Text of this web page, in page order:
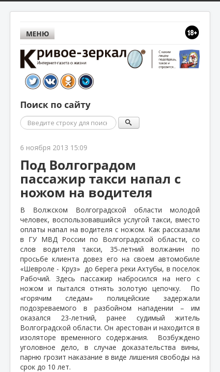
МЕНЮ
Поиск по сайту
Поиск
6 ноября 2013 15:09
Под Волгоградом
пассажир такси напал с
ножом на водителя
В Волжском Волгоградской области молодой
человек, воспользовавшийся услугой такси, вместо
оплаты напал на водителя с ножом. Как рассказали
в ГУ МВД России по Волгоградской области, со
слов водителя такси, 35-летний волжанин по
просьбе клиента довез его на своем автомобиле
«Шевроле - Круз» до берега реки Ахтубы, в поселок
Рабочий. Здесь пассажир набросился на него с
ножом и пытался отнять золотую цепочку. По
«горячим следам» полицейские задержали
подозреваемого в разбойном нападении – им
оказался 23-летний, ранее судимый житель
Волгоградской области. Он арестован и находится в
изоляторе временного содержания. Возбуждено
уголовное дело, в случае доказательства вины,
парню грозит наказание в виде лишения свободы на
срок до 10 лет.